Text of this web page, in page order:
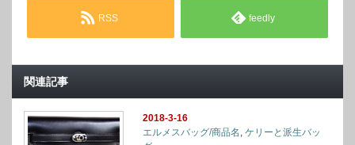
RSS feedly
関連記事
2018-3-16
エルメスバッグ/商品名 ,ケリーと派生バッ